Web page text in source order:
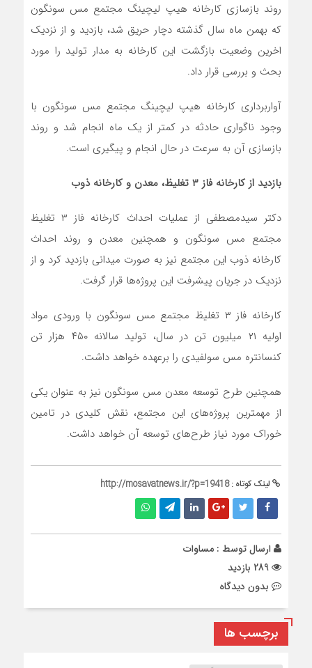
روند بازسازی کارخانه هیپ لیچینگ مجتمع مس سونگون
که بهمن ماه سال گذشته دچار حریق شد، بازدید و از نزدیک
اخرین وضعیت بازگشت این کارخانه به مدار تولید را مورد
بحث و بررسی قرار داد.
آواربرداری کارخانه هیپ لیچینگ مجتمع مس سونگون با
وجود ناگواری حادثه در کمتر از یک ماه انجام شد و روند
بازسازی آن به سرعت در حال انجام و پیگیری است.
بازدید از کارخانه فاز ۳ تغلیظ، معدن و کارخانه ذوب
دکتر سیدمصطفی از عملیات احداث کارخانه فاز ۳ تغلیظ
مجتمع مس سونگون و همچنین معدن و روند احداث
کارخانه ذوب این مجتمع نیز به صورت میدانی بازدید کرد و از
نزدیک در جریان پیشرفت این پروژه‌ها قرار گرفت.
کارخانه فاز ۳ تغلیظ مجتمع مس سونگون با ورودی مواد
اولیه ۲۱ میلیون تن در سال، تولید سالانه ۴۵۰ هزار تن
کنسانتره مس سولفیدی را برعهده خواهد داشت.
همچنین طرح توسعه معدن مس سونگون نیز به عنوان یکی
از مهمترین پروژه‌های این مجتمع، نقش کلیدی در تامین
خوراک مورد نیاز طرح‌های توسعه آن خواهد داشت.
لینک کوتاه :http://mosavatnews.ir/?p=19418
ارسال توسط : مساوات
بدون دیدگاه
برچسب ها